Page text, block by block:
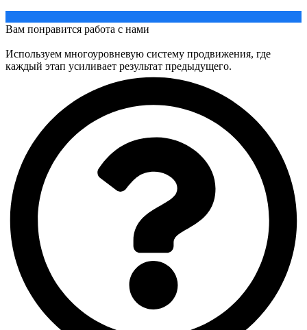
Вам понравится работа с нами
Используем многоуровневую систему продвижения, где
каждый этап усиливает результат предыдущего.